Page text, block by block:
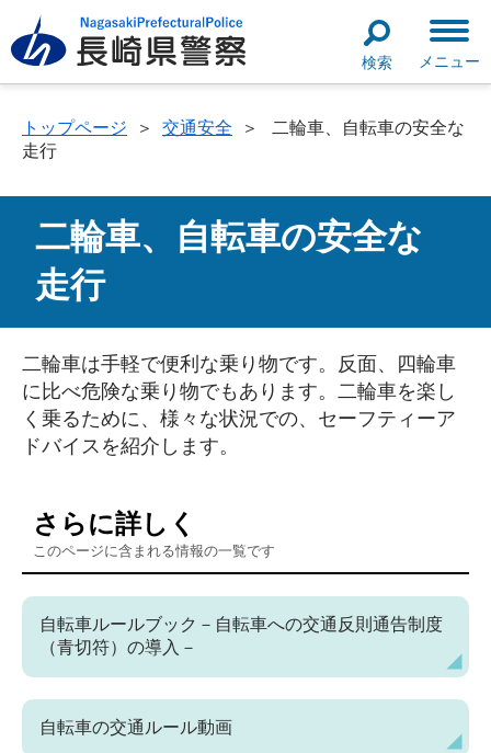
検索 メニュー
トップページ ＞ 交通安全 ＞
二輪車、自転車の安全な
走行
二輪車、自転車の安全な
走行
二輪車は手軽で便利な乗り物です。反面、四輪車
に比べ危険な乗り物でもあります。二輪車を楽し
く乗るために、様々な状況での、セーフティーア
ドバイスを紹介します。
さらに詳しく
このページに含まれる情報の一覧です
自転車ルールブック－自転車への交通反則通告制度
（青切符）の導入－
自転車の交通ルール動画